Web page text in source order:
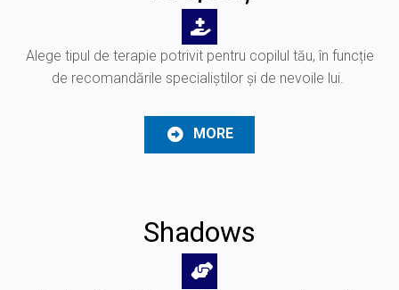
Alege tipul de terapie potrivit pentru copilul tău, în funcție
de recomandările specialiștilor și de nevoile lui.
MORE
Shadows